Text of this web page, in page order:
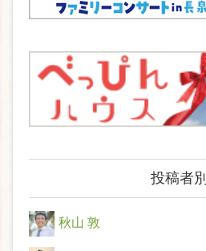
投稿者別
秋山 敦